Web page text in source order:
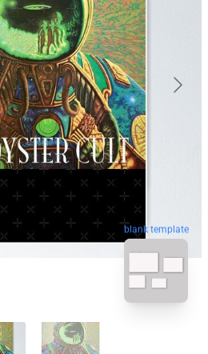
blank template